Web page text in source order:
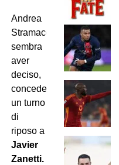
Andrea
Stramaccioni
sembra
aver
deciso,
concederà
un turno
di
riposo a
Javier
Zanetti.